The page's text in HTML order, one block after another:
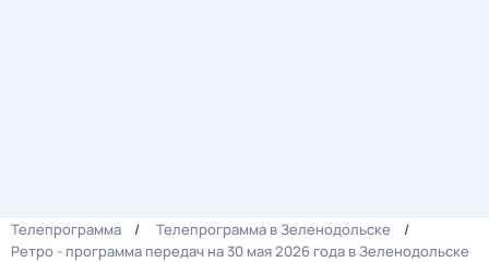
Телепрограмма
Телепрограмма в Зеленодольске
Ретро - программа передач на 30 мая 2026 года в Зеленодольске